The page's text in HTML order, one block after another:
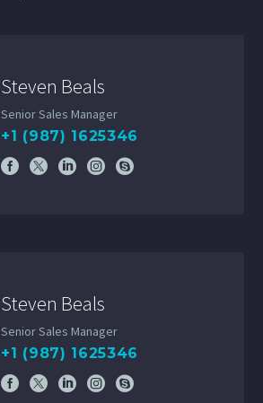
Steven Beals
Senior Sales Manager
+1 (987) 1625346
Steven Beals
Senior Sales Manager
+1 (987) 1625346